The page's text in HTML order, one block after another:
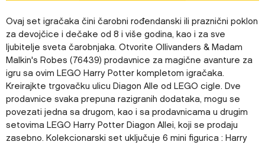
Ovaj set igračaka čini čarobni rođendanski ili praznični poklon
za devojčice i dečake od 8 i više godina, kao i za sve
ljubitelje sveta čarobnjaka. Otvorite Ollivanders & Madam
Malkin's Robes (76439) prodavnice za magične avanture za
igru sa ovim LEGO Harry Potter kompletom igračaka.
Kreirajkte trgovačku ulicu Diagon Alle od LEGO cigle. Dve
prodavnice svaka prepuna razigranih dodataka, mogu se
povezati jedna sa drugom, kao i sa prodavnicama u drugim
setovima LEGO Harry Potter Diagon Allei, koji se prodaju
zasebno. Kolekcionarski set uključuje 6 mini figurica : Harry